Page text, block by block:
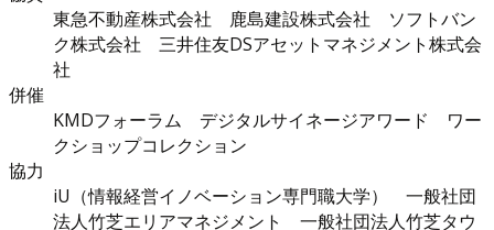
東急不動産株式会社 鹿島建設株式会社 ソフトバン
ク株式会社 三井住友DSアセットマネジメント株式会
社
併催
KMDフォーラム デジタルサイネージアワード ワー
クショップコレクション
協力
iU（情報経営イノベーション専門職大学） 一般社団
法人竹芝エリアマネジメント 一般社団法人竹芝タウ